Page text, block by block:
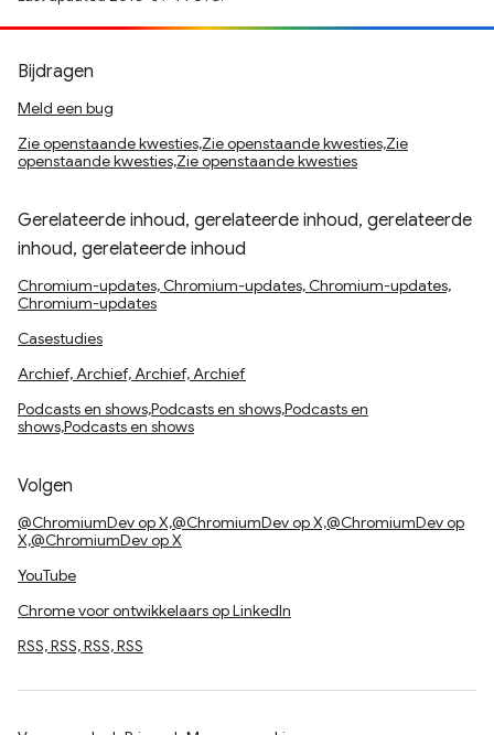
Bijdragen
Meld een bug
Zie openstaande kwesties,Zie openstaande kwesties,Zie
openstaande kwesties,Zie openstaande kwesties
Gerelateerde inhoud, gerelateerde inhoud, gerelateerde
inhoud, gerelateerde inhoud
Chromium-updates, Chromium-updates, Chromium-updates,
Chromium-updates
Casestudies
Archief, Archief, Archief, Archief
Podcasts en shows,Podcasts en shows,Podcasts en
shows,Podcasts en shows
Volgen
@ChromiumDev op X,@ChromiumDev op X,@ChromiumDev op
X,@ChromiumDev op X
YouTube
Chrome voor ontwikkelaars op LinkedIn
RSS, RSS, RSS, RSS